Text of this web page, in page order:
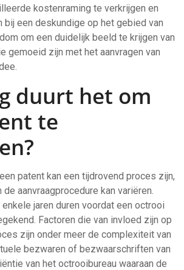
kostenraming te verkrijgen en
bij een deskundige op het gebied van
om een duidelijk beeld te krijgen van
gemoeid zijn met het aanvragen van
duurt het om
te
patent kan een tijdrovend proces zijn,
de aanvraagprocedure kan variëren.
jaren duren voordat een octrooi
Factoren die van invloed zijn op
zijn onder meer de complexiteit van
bezwaren of bezwaarschriften van
van het octrooibureau waaraan de